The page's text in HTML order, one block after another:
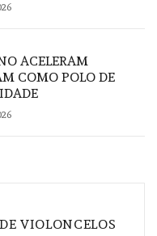
ACELERAM
COMO POLO DE
VIOLONCELOS